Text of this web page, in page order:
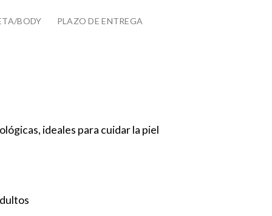
BODY PLAZO DE ENTREGA
ideales para cuidar la piel